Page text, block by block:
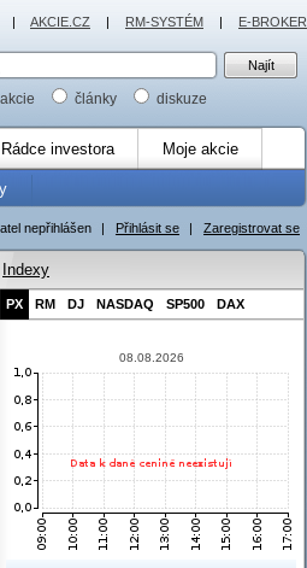
akcie články diskuze
Rádce investora Moje akcie
nepřihlášen | Přihlásit se | Zaregistrovat se
Indexy
PX RM DJ NASDAQ SP500 DAX
08.08.2026
| AKCIE.CZ | RM-SYSTÉM | E-BROKER